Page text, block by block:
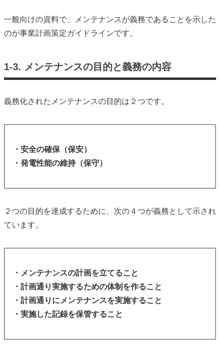
一般向けの資料で、メンテナンスが義務であることを示した
のが事業計画策定ガイドラインです。
1-3. メンテナンスの目的と義務の内容
義務化されたメンテナンスの目的は２つです。
・安全の確保（保安）
・発電性能の維持（保守）
２つの目的を達成するために、次の４つが義務として示され
ています。
・メンテナンスの計画を立てること
・計画通り実施するための体制を作ること
・計画通りにメンテナンスを実施すること
・実施した記録を保管すること